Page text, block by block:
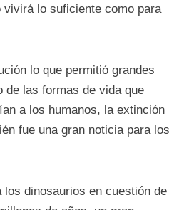
vivirá lo suficiente como para
lo que permitió grandes
de las formas de vida que
a los humanos, la extinción
fue una gran noticia para los
los dinosaurios en cuestión de